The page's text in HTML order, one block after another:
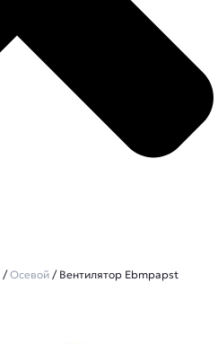
/Осевой / Вентилятор Ebmpapst